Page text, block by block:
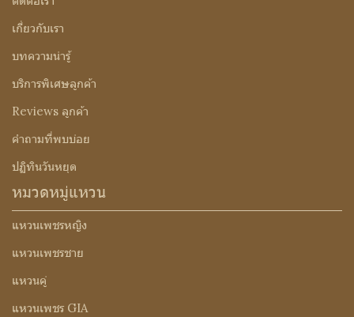
เกี่ยวกับเรา
บทความน่ารู้
บริการพิเศษลูกค้า
Reviews ลูกค้า
คำถามที่พบบ่อย
ปฏิทินวันหยุด
หมวดหมู่แหวน
แหวนเพชรหญิง
แหวนเพชรชาย
แหวนคู่
แหวนเพชร GIA